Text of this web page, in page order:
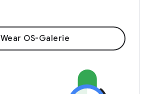
Wear OS-Galerie